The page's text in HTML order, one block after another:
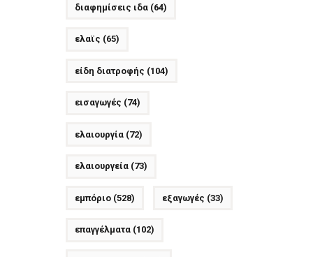
διαφημίσεις ιδα(64)
ελαϊς (65)
είδη διατροφής (104)
εισαγωγές (74)
ελαιουργία(72)
ελαιουργεία(73)
εμπόριο(528) εξαγωγές (33)
επαγγέλματα(102)